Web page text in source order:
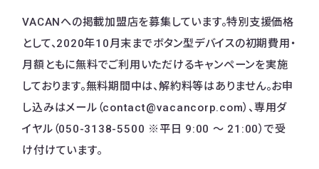
VACANへの掲載加盟店を募集しています。特別支援価格
として、2020年10月末までボタン型デバイスの初期費用・
月額ともに無料でご利用いただけるキャンペーンを実施
しております。無料期間中は、解約料等はありません。お申
し込みはメール（contact@vacancorp.com）、専用ダ
イヤル（050-3138-5500 ※平⽇ 9:00 〜 21:00）で受
け付けています。